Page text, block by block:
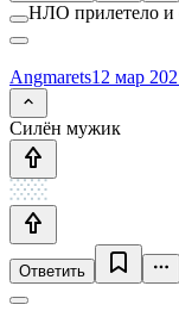
НЛО прилетело и
Angmarets12 мар
Силён мужик
Ответить